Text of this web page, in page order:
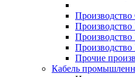
Производство
Производство
Прочие
Кабель